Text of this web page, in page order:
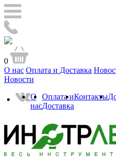
0
О нас Оплата и Доставка
Новости
О
нас
Оплата и
Доставка
Контакты